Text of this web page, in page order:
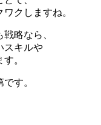
クしますね。
略なら、
スキルや
。
す。